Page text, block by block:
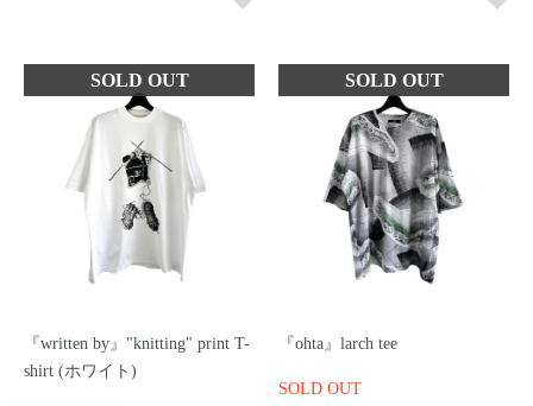
『written by』"knitting" print T-
shirt (ホワイト)
『ohta』larch tee
SOLD OUT